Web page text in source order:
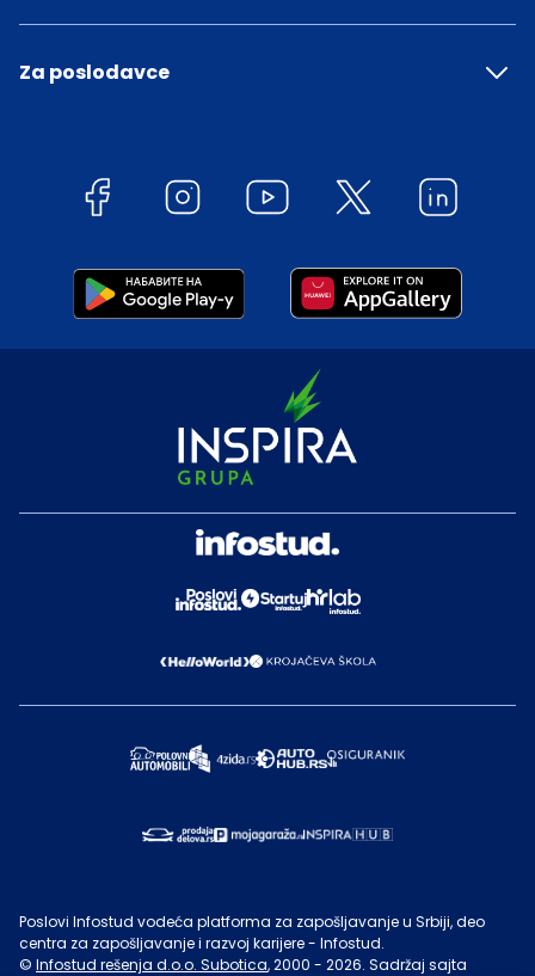
Za poslodavce
Poslovi Infostud vodeća platforma za zapošljavanje u Srbiji, deo
centra za zapošljavanje i razvoj karijere - Infostud.
© Infostud rešenja d.o.o. Subotica, 2000 - 2026. Sadržaj sajta